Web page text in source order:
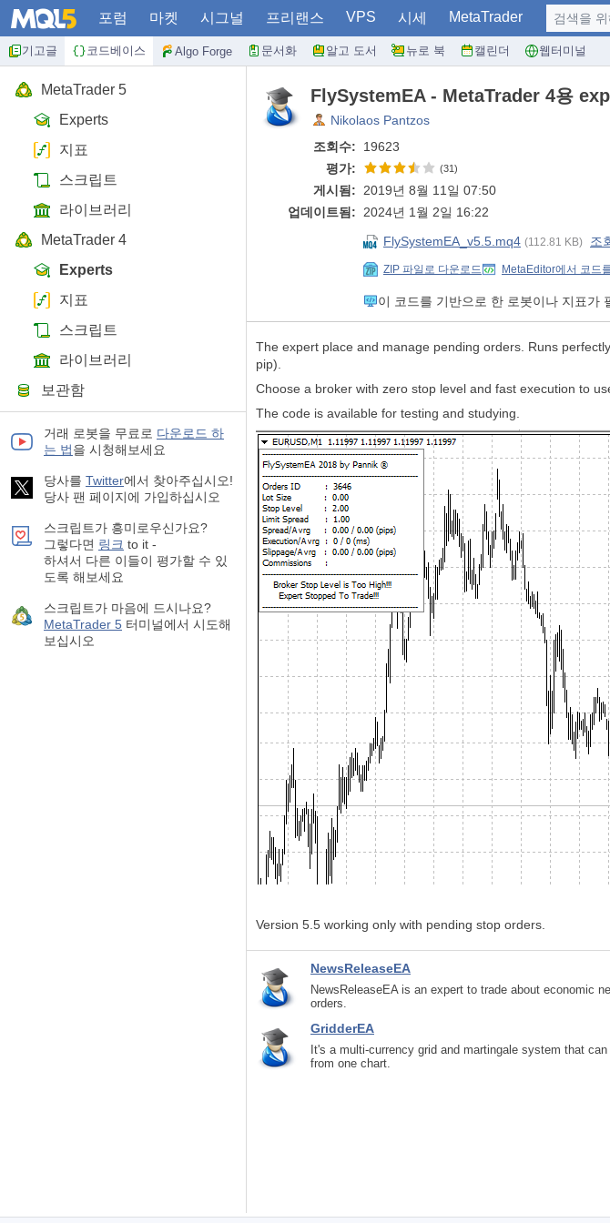
포럼 마켓 시그널 프리랜스 VPS 시세 MetaTrader
기고글 코드베이스 Algo Forge 문서화 알고 도서 뉴로 북 캘린더 웹터미널
검색을 위
MetaTrader 5
Experts
지표
스크립트
라이브러리
MetaTrader 4
Experts
지표
스크립트
라이브러리
보관함
거래 로봇을 무료로 다운로드 하
는 법을 시청해보세요
당사를 Twitter에서 찾아주십시오!
당사 팬 페이지에 가입하십시오
스크립트가 흥미로우신가요?
그렇다면 링크 to it -
하셔서 다른 이들이 평가할 수 있
도록 해보세요
스크립트가 마음에 드시나요?
MetaTrader 5 터미널에서 시도해
보십시오
FlySystemEA - MetaTrader 4용
Nikolaos Pantzos
조회수:
19623
평가:
(31)
게시됨:
2019년 8월 11일 07:50
업데이트됨:
2024년 1월 2일 16:22
FlySystemEA_v5.5.mq4 (112.81 KB) 조
ZIP 파일로 다운로드 MetaEditor에서 코드
이 코드를 기반으로 한 로봇이나 지표가
The expert place and manage pending orders. Runs
pip).
Choose a broker with zero stop level and fast execution to
The code is available for testing and studying.
Version 5.5 working only with pending stop orders.
NewsReleaseEA
NewsReleaseEA is an expert to trade about economic
orders.
GridderEA
It's a multi-currency grid and martingale system that
from one chart.